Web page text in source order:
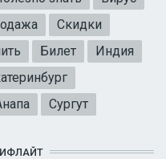
Скидки
Билет
Индия
Сургут